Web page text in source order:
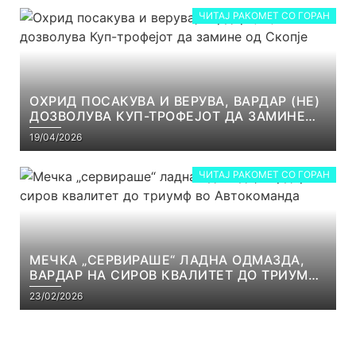
ЧИТАЈ РАКОМЕТ СО ГОРАН
ОХРИД ПОСАКУВА И ВЕРУВА, ВАРДАР (НЕ)
ДОЗВОЛУВА КУП-ТРОФЕЈОТ ДА ЗАМИНЕ
ОД СКОПЈЕ
19/04/2026
ЧИТАЈ РАКОМЕТ СО ГОРАН
МЕЧКА „СЕРВИРАШЕ“ ЛАДНА ОДМАЗДА,
ВАРДАР НА СИРОВ КВАЛИТЕТ ДО ТРИУМФ
ВО АВТОКОМАНДА
23/02/2026